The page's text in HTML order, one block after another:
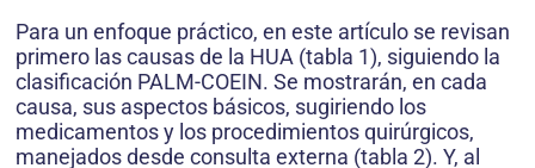
Para un enfoque práctico, en este artículo se revisan
primero las causas de la HUA (tabla 1), siguiendo la
clasificación PALM-COEIN. Se mostrarán, en cada
causa, sus aspectos básicos, sugiriendo los
medicamentos y los procedimientos quirúrgicos,
manejados desde consulta externa (tabla 2). Y, al